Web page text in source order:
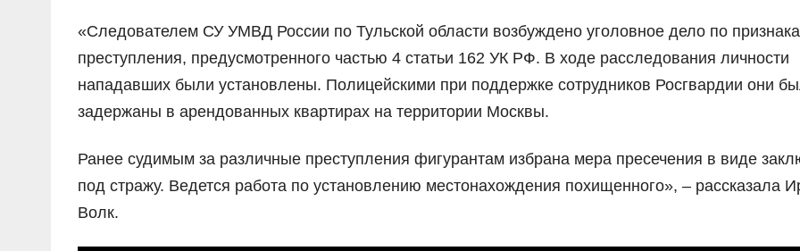
«Следователем СУ УМВД России по Тульской области возбуждено уголовное дело по
преступления, предусмотренного частью 4 статьи 162 УК РФ. В ходе расследования личности
нападавших были установлены. Полицейскими при поддержке сотрудников Росгвардии они
задержаны в арендованных квартирах на территории Москвы.
Ранее судимым за различные преступления фигурантам избрана мера пресечения в виде
под стражу. Ведется работа по установлению местонахождения похищенного», – рассказала
Волк.